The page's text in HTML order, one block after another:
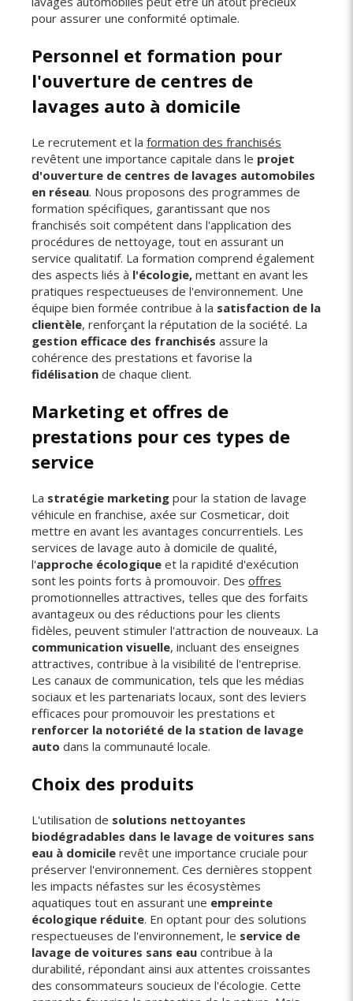
pour assurer une conformité optimale.
Personnel et formation pour
l'ouverture de centres de
lavages auto à domicile
Le recrutement et la formation des franchisés
revêtent une importance capitale dans le projet
d'ouverture de centres de lavages automobiles
en réseau. Nous proposons des programmes de
formation spécifiques, garantissant que nos
franchisés soit compétent dans l'application des
procédures de nettoyage, tout en assurant un
service qualitatif. La formation comprend également
des aspects liés à l'écologie, mettant en avant les
pratiques respectueuses de l'environnement. Une
équipe bien formée contribue à la satisfaction de la
clientèle, renforçant la réputation de la société. La
gestion efficace des franchisés assure la
cohérence des prestations et favorise la
fidélisation de chaque client.
Marketing et offres de
prestations pour ces types de
service
La stratégie marketing pour la station de lavage
véhicule en franchise, axée sur Cosmeticar, doit
mettre en avant les avantages concurrentiels. Les
services de lavage auto à domicile de qualité,
l'approche écologique et la rapidité d'exécution
sont les points forts à promouvoir. Des offres
promotionnelles attractives, telles que des forfaits
avantageux ou des réductions pour les clients
fidèles, peuvent stimuler l'attraction de nouveaux. La
communication visuelle, incluant des enseignes
attractives, contribue à la visibilité de l'entreprise.
Les canaux de communication, tels que les médias
sociaux et les partenariats locaux, sont des leviers
efficaces pour promouvoir les prestations et
renforcer la notoriété de la station de lavage
auto dans la communauté locale.
Choix des produits
L'utilisation de solutions nettoyantes
biodégradables dans le lavage de voitures sans
eau à domicile revêt une importance cruciale pour
préserver l'environnement. Ces dernières stoppent
les impacts néfastes sur les écosystèmes
aquatiques tout en assurant une empreinte
écologique réduite. En optant pour des solutions
respectueuses de l'environnement, le service de
lavage de voitures sans eau contribue à la
durabilité, répondant ainsi aux attentes croissantes
des consommateurs soucieux de l'écologie. Cette